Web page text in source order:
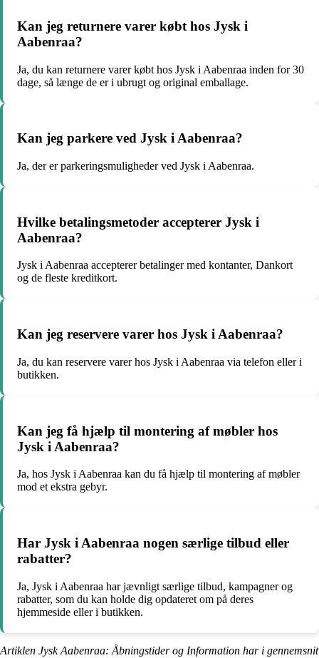
Kan jeg returnere varer købt hos Jysk i
Aabenraa?
Ja, du kan returnere varer købt hos Jysk i Aabenraa inden for 30
dage, så længe de er i ubrugt og original emballage.
Kan jeg parkere ved Jysk i Aabenraa?
Ja, der er parkeringsmuligheder ved Jysk i Aabenraa.
Hvilke betalingsmetoder accepterer Jysk i
Aabenraa?
Jysk i Aabenraa accepterer betalinger med kontanter, Dankort
og de fleste kreditkort.
Kan jeg reservere varer hos Jysk i Aabenraa?
Ja, du kan reservere varer hos Jysk i Aabenraa via telefon eller i
butikken.
Kan jeg få hjælp til montering af møbler hos
Jysk i Aabenraa?
Ja, hos Jysk i Aabenraa kan du få hjælp til montering af møbler
mod et ekstra gebyr.
Har Jysk i Aabenraa nogen særlige tilbud eller
rabatter?
Ja, Jysk i Aabenraa har jævnligt særlige tilbud, kampagner og
rabatter, som du kan holde dig opdateret om på deres
hjemmeside eller i butikken.
Artiklen Jysk Aabenraa: Åbningstider og Information har i gennemsnit